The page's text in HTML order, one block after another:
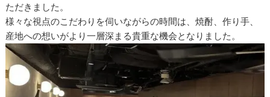
ただきました。
様々な視点のこだわりを伺いながらの時間は、焼酎、作り手、
産地への想いがより一層深まる貴重な機会となりました。